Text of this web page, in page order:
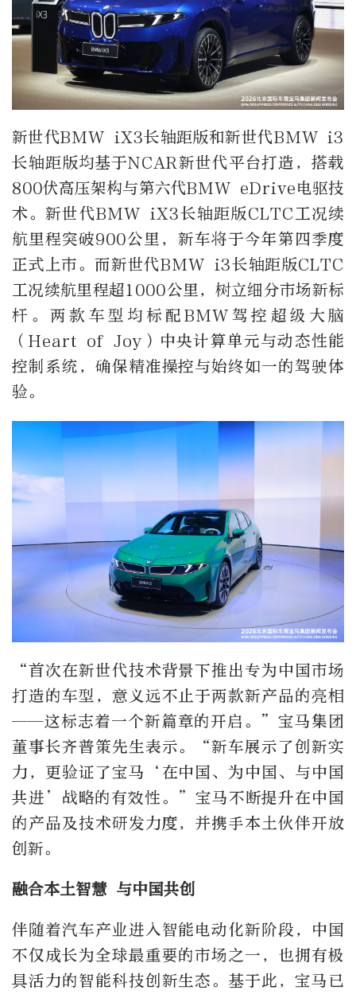
新世代BMW iX3长轴距版和新世代BMW i3
长轴距版均基于NCAR新世代平台打造，搭载
800伏高压架构与第六代BMW eDrive电驱技
术。新世代BMW iX3长轴距版CLTC工况续
航里程突破900公里，新车将于今年第四季度
正式上市。而新世代BMW i3长轴距版CLTC
工况续航里程超1000公里，树立细分市场新标
杆。两款车型均标配BMW驾控超级大脑
（Heart of Joy）中央计算单元与动态性能
控制系统，确保精准操控与始终如一的驾驶体
验。
“首次在新世代技术背景下推出专为中国市场
打造的车型，意义远不止于两款新产品的亮相
——这标志着一个新篇章的开启。”宝马集团
董事长齐普策先生表示。“新车展示了创新实
力，更验证了宝马‘在中国、为中国、与中国
共进’战略的有效性。”宝马不断提升在中国
的产品及技术研发力度，并携手本土伙伴开放
创新。
融合本土智慧 与中国共创
伴随着汽车产业进入智能电动化新阶段，中国
不仅成长为全球最重要的市场之一，也拥有极
具活力的智能科技创新生态。基于此，宝马已